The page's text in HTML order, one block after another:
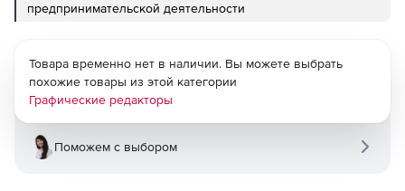
предпринимательской деятельности
Товара временно нет в наличии. Вы можете выбрать
похожие товары из этой категории
Графические редакторы
Поможем с выбором